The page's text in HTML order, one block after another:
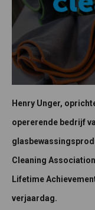
Henry Unger,
opererende bedrijf
Cleaning
Lifetime
verjaardag.